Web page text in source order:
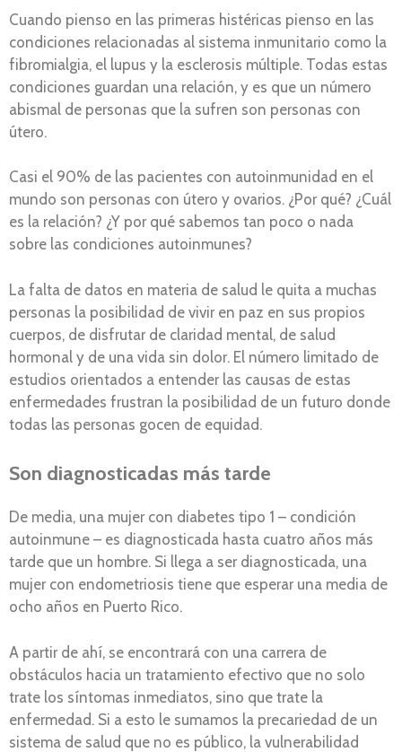
Cuando pienso en las primeras histéricas pienso en las
condiciones relacionadas al sistema inmunitario como la
fibromialgia, el lupus y la esclerosis múltiple. Todas estas
condiciones guardan una relación, y es que un número
abismal de personas que la sufren son personas con
útero.
Casi el 90% de las pacientes con autoinmunidad en el
mundo son personas con útero y ovarios. ¿Por qué? ¿Cuál
es la relación? ¿Y por qué sabemos tan poco o nada
sobre las condiciones autoinmunes?
La falta de datos en materia de salud le quita a muchas
personas la posibilidad de vivir en paz en sus propios
cuerpos, de disfrutar de claridad mental, de salud
hormonal y de una vida sin dolor. El número limitado de
estudios orientados a entender las causas de estas
enfermedades frustran la posibilidad de un futuro donde
todas las personas gocen de equidad.
Son diagnosticadas más tarde
De media, una mujer con diabetes tipo 1 – condición
autoinmune – es diagnosticada hasta cuatro años más
tarde que un hombre. Si llega a ser diagnosticada, una
mujer con endometriosis tiene que esperar una media de
ocho años en Puerto Rico.
A partir de ahí, se encontrará con una carrera de
obstáculos hacia un tratamiento efectivo que no solo
trate los síntomas inmediatos, sino que trate la
enfermedad. Si a esto le sumamos la precariedad de un
sistema de salud que no es público, la vulnerabilidad